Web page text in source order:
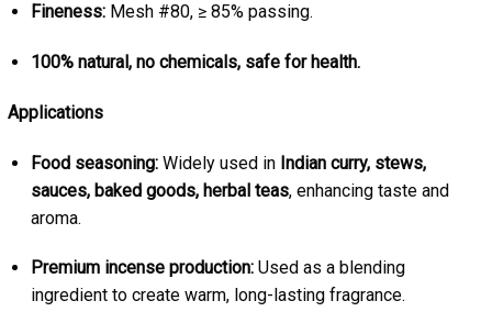
Fineness:Mesh #80, ≥ 85% passing.
100% natural, no chemicals, safe for health.
Applications
Food seasoning:Widely used in Indian curry, stews,
sauces, baked goods, herbal teas, enhancing taste and
aroma.
Premium incense production:Used as a blending
ingredient to create warm, long-lasting fragrance.